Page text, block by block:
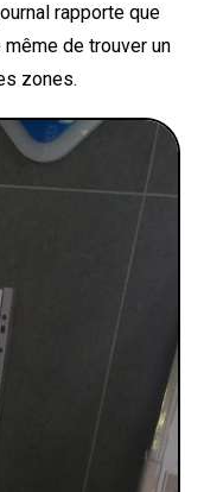
rapporte que
de trouver un
zones.